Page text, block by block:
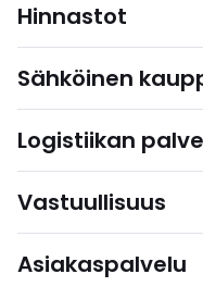
Hinnastot
Sähköinen
Logistiikan
Vastuullisuus
Asiakaspalvelu